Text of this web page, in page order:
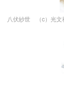
八伏紗世 （c）光文